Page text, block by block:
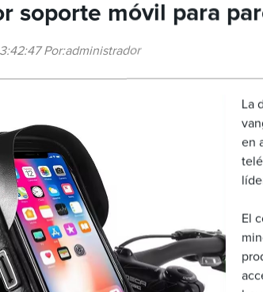
soporte móvil para
Por:administrador
La
en
El